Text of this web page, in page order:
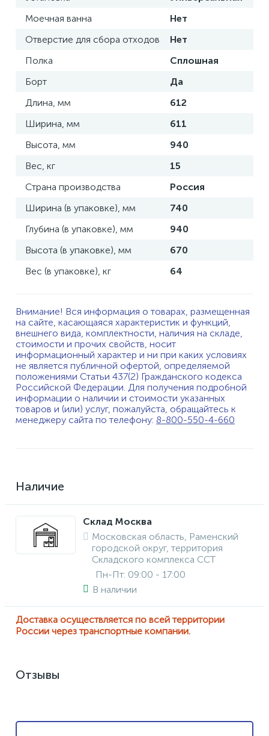
Моечная ванна
Нет
Отверстие для сбора отходов
Нет
Полка
Сплошная
Борт
Да
Длина, мм
612
Ширина, мм
611
Высота, мм
940
Вес, кг
15
Страна производства
Россия
Ширина (в упаковке), мм
740
Глубина (в упаковке), мм
940
Высота (в упаковке), мм
670
Вес (в упаковке), кг
64
Внимание! Вся информация о товарах, размещенная
на сайте, касающаяся характеристик и функций,
внешнего вида, комплектности, наличия на складе,
стоимости и прочих свойств, носит
информационный характер и ни при каких условиях
не является публичной офертой, определяемой
положениями Статьи 437(2) Гражданского кодекса
Российской Федерации. Для получения подробной
информации о наличии и стоимости указанных
товаров и (или) услуг, пожалуйста, обращайтесь к
менеджеру сайта по телефону: 8-800-550-4-660
Наличие
Склад Москва
Московская область, Раменский
городской округ, территория
Складского комплекса ССТ
Пн-Пт: 09:00 - 17:00
В наличии
Доставка осуществляется по всей территории
России через транспортные компании.
Отзывы